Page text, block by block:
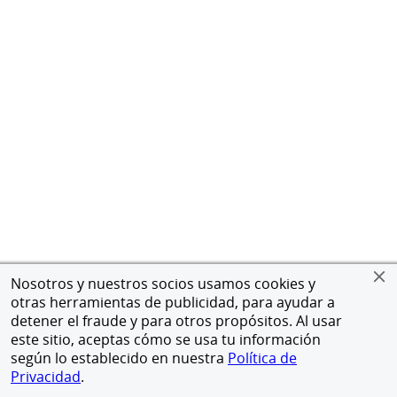
Nosotros y nuestros socios usamos cookies y
otras herramientas de publicidad, para ayudar a
detener el fraude y para otros propósitos. Al usar
este sitio, aceptas cómo se usa tu información
según lo establecido en nuestra Política de
Privacidad.